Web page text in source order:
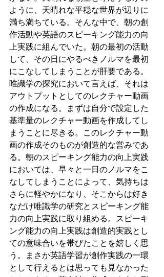
ように、天晴れな平穏な世界が辺りに
満ち満ちている。そんな中で、朝の創
作活動や英語のスピーキング能力の向
上実践に組んでいた。朝の最初の活動
して、その日にやるべきノルマを最初
にこなしてしまうことが肝要である。
唯識学の探究において言えば、それは
アウトプットとしてのレクチャー動画
の作成になる。まずは自分で設定した
基準量のレクチャー動画を作成してし
まうことに尽きる。このレクチャー動
画の作成そのものが創造的な営みであ
る。朝のスピーキング能力の向上実践
においては、早々と一日のノルマをこ
なしてしまうことによって、気持ちは
さらに軽やかになり、そこからは好き
なだけ唯識学の研究とスピーキング能
力の向上実践に取り組める。スピーキ
ング能力の向上実践は創造的実践とし
ての意味合いを帯びたことを嬉しく思
う。まさか英語学習が創作実践の一環
として行えるとは思っても見なかった